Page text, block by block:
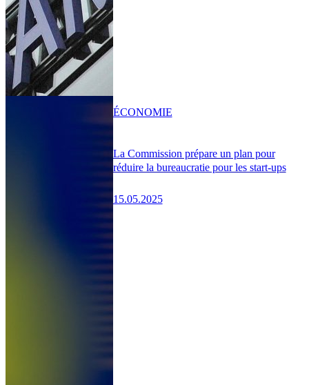
La Commission prépare un plan pour
réduire la bureaucratie pour les start-ups
15.05.2025
ÉCONOMIE